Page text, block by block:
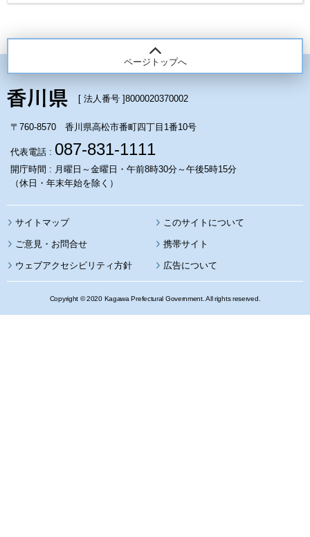
ページトップへ
[ 法人番号 ]8000020370002
〒760-8570 香川県高松市番町四丁目1番10号
代表電話 : 087-831-1111
開庁時間 : 月曜日～金曜日・午前8時30分～午後5時15分
（休日・年末年始を除く）
サイトマップ このサイトについて
携帯サイト
ウェブアクセシビリティ方針 広告について
Copyright © 2020 Kagawa Prefectural Government. All rights reserved.